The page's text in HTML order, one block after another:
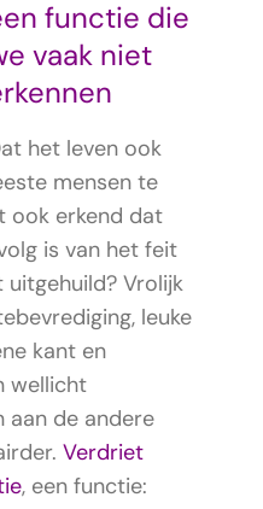
functie die
vaak niet
het leven ook
mensen te
ook erkend dat
is van het feit
Vrolijk
leuke
kant en
wellicht
aan de andere
Verdriet
, een functie: